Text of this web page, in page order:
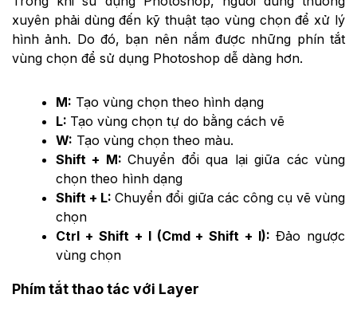
xuyên phải dùng đến kỹ thuật tạo vùng chọn để xử lý
hình ảnh. Do đó, bạn nên nắm được những phín tắt
vùng chọn để sử dụng Photoshop dễ dàng hơn.
M: Tạo vùng chọn theo hình dạng
L: Tạo vùng chọn tự do bằng cách vẽ
W: Tạo vùng chọn theo màu.
Shift + M: Chuyển đổi qua lại giữa các vùng
chọn theo hình dạng
Shift + L: Chuyển đổi giữa các công cụ vẽ vùng
chọn
Ctrl + Shift + I (Cmd + Shift + I): Đảo ngược
vùng chọn
Phím tắt thao tác với Layer